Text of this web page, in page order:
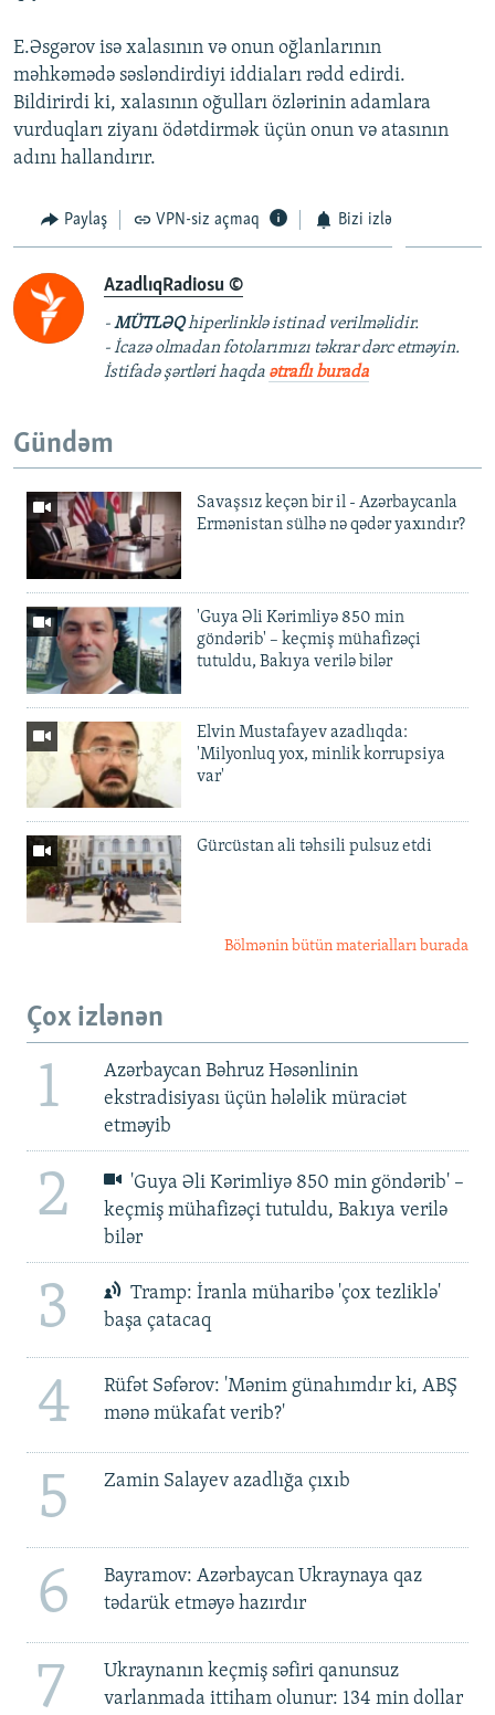
E.Əsgərov isə xalasının və onun oğlanlarının
məhkəmədə səsləndirdiyi iddiaları rədd edirdi.
Bildirirdi ki, xalasının oğulları özlərinin adamlara
vurduqları ziyanı ödətdirmək üçün onun və atasının
adını hallandırır.
Paylaş VPN-siz açmaq Bizi izlə
AzadlıqRadiosu ©
-MÜTLƏQhiperlinklə istinad verilməlidir.
- İcazə olmadan fotolarımızı təkrar dərc etməyin.
İstifadə şərtləri haqda ətraflı burada
Gündəm
Savaşsız keçən bir il - Azərbaycanla
Ermənistan sülhə nə qədər yaxındır?
'Guya Əli Kərimliyə 850 min
göndərib' – keçmiş mühafizəçi
tutuldu, Bakıya verilə bilər
Elvin Mustafayev azadlıqda:
'Milyonluq yox, minlik korrupsiya
var'
Gürcüstan ali təhsili pulsuz etdi
Bölmənin bütün materialları burada
Çox izlənən
1
Azərbaycan Bəhruz Həsənlinin
ekstradisiyası üçün hələlik müraciət
etməyib
2
'Guya Əli Kərimliyə 850 min göndərib' –
keçmiş mühafizəçi tutuldu, Bakıya verilə
bilər
3
Tramp: İranla müharibə 'çox tezliklə'
başa çatacaq
4
Rüfət Səfərov: 'Mənim günahımdır ki, ABŞ
mənə mükafat verib?'
5 Zamin Salayev azadlığa çıxıb
6
Bayramov: Azərbaycan Ukraynaya qaz
tədarük etməyə hazırdır
7
Ukraynanın keçmiş səfiri qanunsuz
varlanmada ittiham olunur: 134 min dollar